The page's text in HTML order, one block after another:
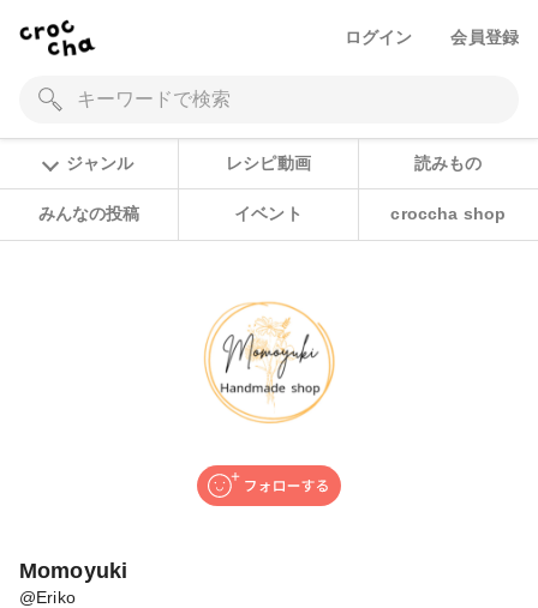
ログイン 会員登録
ジャンル レシピ動画 読みもの
みんなの投稿 イベント croccha shop
Momoyuki
@Eriko